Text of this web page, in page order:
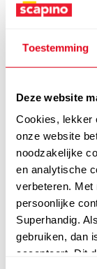
Toestemming
Deze website
Cookies, lekker
onze website
noodzakelijke
en analytische
verbeteren. Met
persoonlijke
Superhandig.
gebruiken, dan
accepteert. Dit